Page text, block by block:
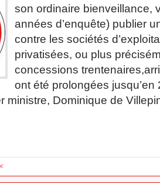
son ordinaire bienveillance,
années d’enquête) publier
contre les sociétés
privatisées, ou plus
concessions
ont été prolongées
ministre, Dominique de